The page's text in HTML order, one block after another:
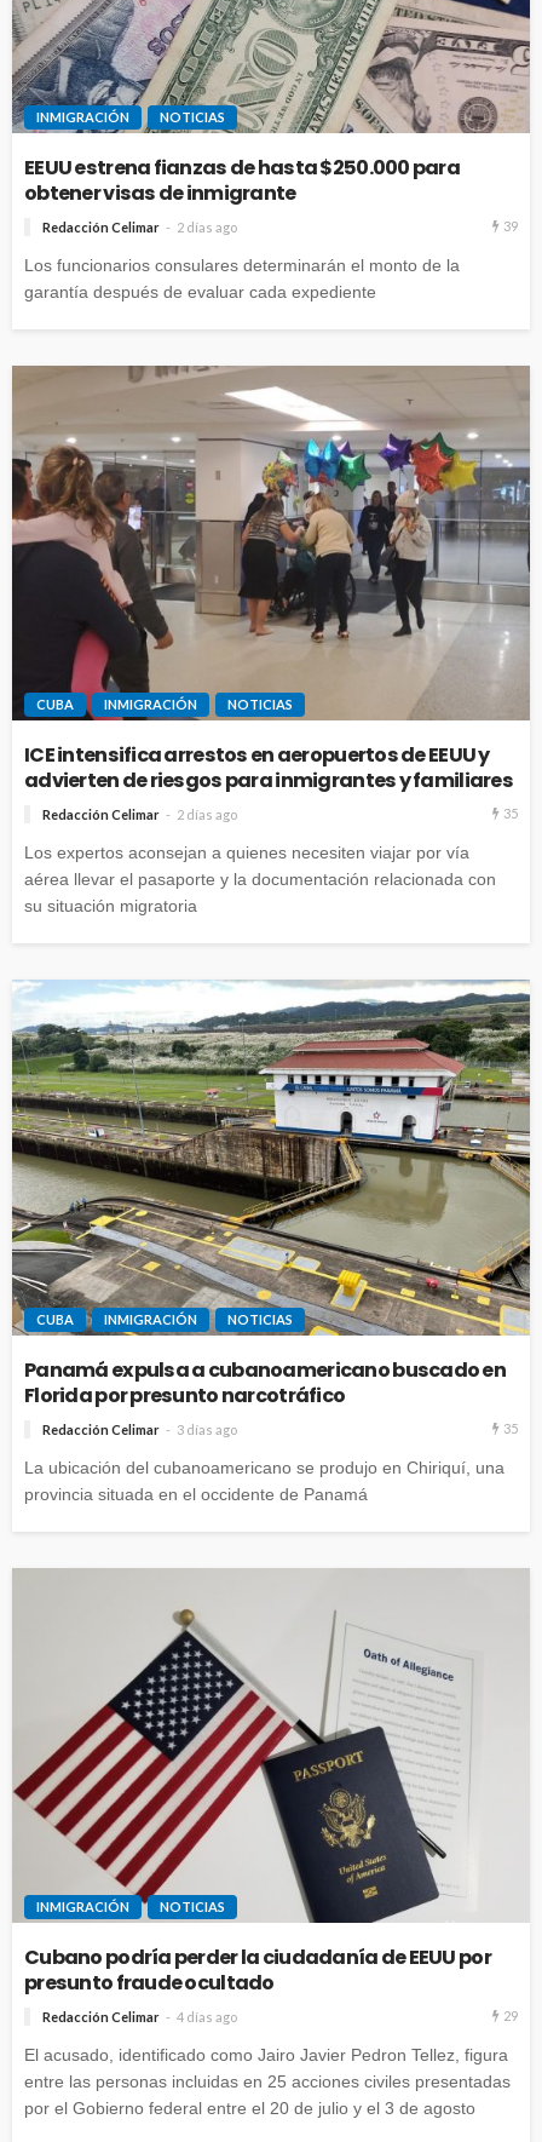
INMIGRACIÓN NOTICIAS
EEUU estrena fianzas de hasta $250.000 para
obtener visas de inmigrante
Redacción Celimar 2 días ago 39
Los funcionarios consulares determinarán el monto de la
garantía después de evaluar cada expediente
CUBA INMIGRACIÓN NOTICIAS
ICE intensifica arrestos en aeropuertos de EEUU y
advierten de riesgos para inmigrantes y familiares
Redacción Celimar 2 días ago 35
Los expertos aconsejan a quienes necesiten viajar por vía
aérea llevar el pasaporte y la documentación relacionada con
su situación migratoria
CUBA INMIGRACIÓN NOTICIAS
Panamá expulsa a cubanoamericano buscado en
Florida por presunto narcotráfico
Redacción Celimar 3 días ago 35
La ubicación del cubanoamericano se produjo en Chiriquí, una
provincia situada en el occidente de Panamá
INMIGRACIÓN NOTICIAS
Cubano podría perder la ciudadanía de EEUU por
presunto fraude ocultado
Redacción Celimar 4 días ago 29
El acusado, identificado como Jairo Javier Pedron Tellez, figura
entre las personas incluidas en 25 acciones civiles presentadas
por el Gobierno federal entre el 20 de julio y el 3 de agosto